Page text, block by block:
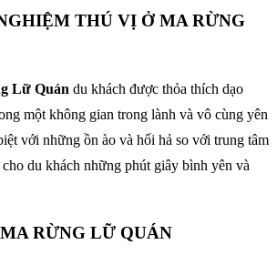
THÚ VỊ Ở MA RỪNG
Lữ Quán du khách được thỏa thích dạo
một không gian trong lành và vô cùng yên
với những ồn ào và hối hả so với trung tâm
du khách những phút giây bình yên và
RỪNG LỮ QUÁN